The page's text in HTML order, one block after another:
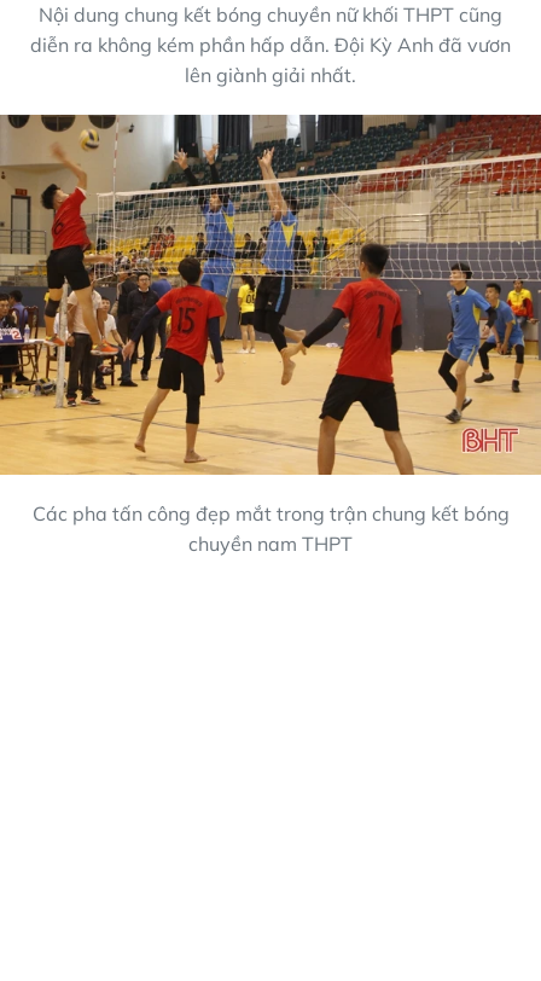
Nội dung chung kết bóng chuyền nữ khối THPT cũng
diễn ra không kém phần hấp dẫn. Đội Kỳ Anh đã vươn
lên giành giải nhất.
Các pha tấn công đẹp mắt trong trận chung kết bóng
chuyền nam THPT